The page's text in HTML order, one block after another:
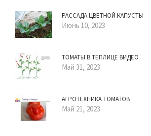
РАССАДА ЦВЕТНОЙ КАПУСТЫ
Июнь 10, 2023
ТОМАТЫ В ТЕПЛИЦЕ ВИДЕО
Май 31, 2023
АГРОТЕХНИКА ТОМАТОВ
Май 21, 2023